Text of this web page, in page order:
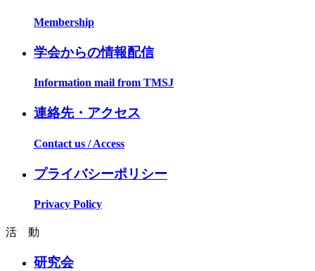
Membership
学会からの情報配信
Information mail from TMSJ
連絡先・アクセス
Contact us / Access
プライバシーポリシー
Privacy Policy
活 動
研究会